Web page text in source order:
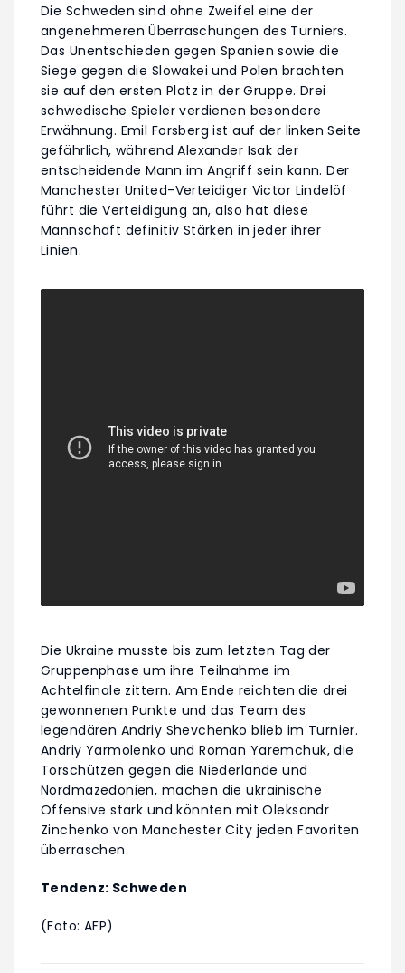
Die Schweden sind ohne Zweifel eine der
angenehmeren Überraschungen des Turniers.
Das Unentschieden gegen Spanien sowie die
Siege gegen die Slowakei und Polen brachten
sie auf den ersten Platz in der Gruppe. Drei
schwedische Spieler verdienen besondere
Erwähnung. Emil Forsberg ist auf der linken Seite
gefährlich, während Alexander Isak der
entscheidende Mann im Angriff sein kann. Der
Manchester United-Verteidiger Victor Lindelöf
führt die Verteidigung an, also hat diese
Mannschaft definitiv Stärken in jeder ihrer
Linien.
Die Ukraine musste bis zum letzten Tag der
Gruppenphase um ihre Teilnahme im
Achtelfinale zittern. Am Ende reichten die drei
gewonnenen Punkte und das Team des
legendären Andriy Shevchenko blieb im Turnier.
Andriy Yarmolenko und Roman Yaremchuk, die
Torschützen gegen die Niederlande und
Nordmazedonien, machen die ukrainische
Offensive stark und könnten mit Oleksandr
Zinchenko von Manchester City jeden Favoriten
überraschen.
Tendenz: Schweden
(Foto: AFP)